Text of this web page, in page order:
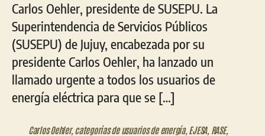
Carlos Oehler, presidente de SUSEPU. La
Superintendencia de Servicios Públicos
(SUSEPU) de Jujuy, encabezada por su
presidente Carlos Oehler, ha lanzado un
llamado urgente a todos los usuarios de
energía eléctrica para que se […]
Carlos Oehler,categorías de usuarios de energía, EJESA, RASE,